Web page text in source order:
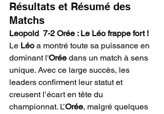
Résultats et Résumé des
Matchs
Leopold  7-2 Orée : Le Léo frappe fort !
Le Léo a montré toute sa puissance en
dominant l'Orée dans un match à sens
unique. Avec ce large succès, les
leaders confirment leur statut et
creusent l’écart en tête du
championnat. L’Orée, malgré quelques